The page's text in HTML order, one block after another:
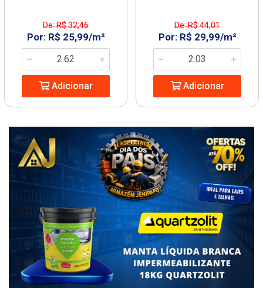
De: R$ 32,46
Por: R$ 25,99/m²
Adicionar
De: R$ 44,01
Por: R$ 29,99/m²
Adicionar